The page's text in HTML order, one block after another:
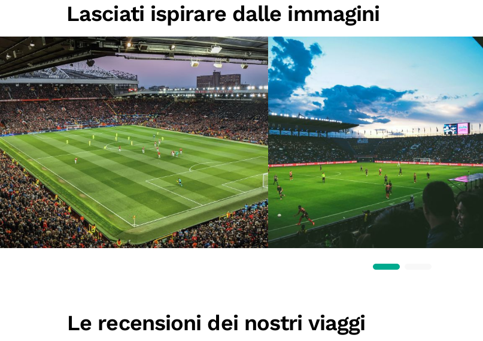
Lasciati ispirare dalle immagini
Le recensioni dei nostri viaggi